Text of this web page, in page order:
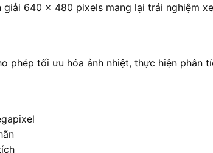
giải 640 × 480 pixels mang lại trải nghiệm
phép tối ưu hóa ảnh nhiệt, thực hiện phân